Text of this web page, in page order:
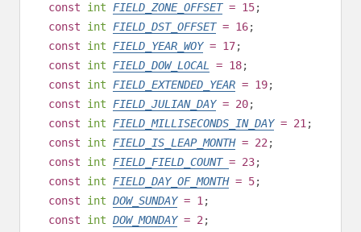
const
int FIELD_ZONE_OFFSET= 15;
const
int FIELD_DST_OFFSET= 16;
const
int FIELD_YEAR_WOY= 17;
const
int FIELD_DOW_LOCAL = 18;
const
int FIELD_EXTENDED_YEAR = 19;
const
int FIELD_JULIAN_DAY= 20;
const
int FIELD_MILLISECONDS_IN_DAY= 21 ;
const
int FIELD_IS_LEAP_MONTH= 22 ;
const
int FIELD_FIELD_COUNT = 23;
const
int FIELD_DAY_OF_MONTH= 5;
const
int DOW_SUNDAY= 1 ;
const
int DOW_MONDAY= 2 ;